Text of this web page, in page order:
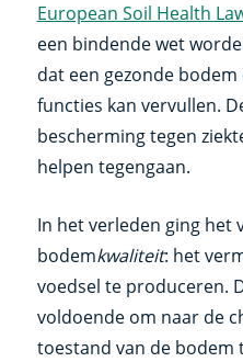
European Soil Health
een bindende wet
dat een gezonde
functies kan vervullen.
bescherming tegen
helpen tegengaan.
In het verleden ging het
bodemkwaliteit: het
voedsel te produceren.
voldoende om naar de
toestand van de bodem